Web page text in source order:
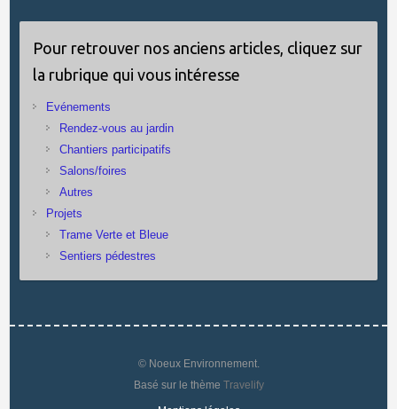
Pour retrouver nos anciens articles, cliquez sur
la rubrique qui vous intéresse
Evénements
Rendez-vous au jardin
Chantiers participatifs
Salons/foires
Autres
Projets
Trame Verte et Bleue
Sentiers pédestres
© Noeux Environnement.
Basé sur le thème Travelify